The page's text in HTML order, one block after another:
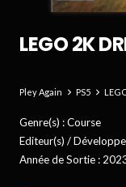
LEGO 2K
Pley Again PS5
Genre(s) :Course
Editeur(s) /
Année de Sortie :